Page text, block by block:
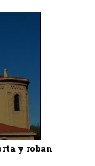
y roban